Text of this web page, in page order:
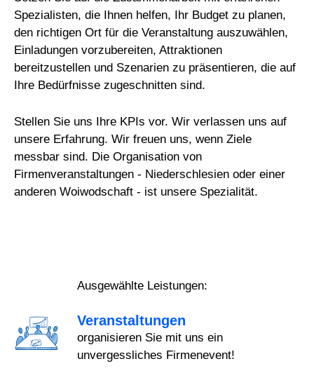
Spezialisten, die Ihnen helfen, Ihr Budget zu planen,
den richtigen Ort für die Veranstaltung auszuwählen,
Einladungen vorzubereiten, Attraktionen
bereitzustellen und Szenarien zu präsentieren, die auf
Ihre Bedürfnisse zugeschnitten sind.
Stellen Sie uns Ihre KPIs vor. Wir verlassen uns auf
unsere Erfahrung. Wir freuen uns, wenn Ziele
messbar sind. Die Organisation von
Firmenveranstaltungen - Niederschlesien oder einer
anderen Woiwodschaft - ist unsere Spezialität.
Ausgewählte Leistungen:
Veranstaltungen
organisieren Sie mit uns ein
unvergessliches Firmenevent!